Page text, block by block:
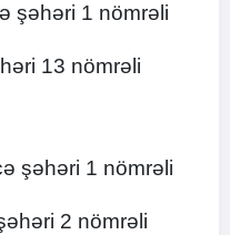
şəhəri 1 nömrəli
13 nömrəli
şəhəri 1 nömrəli
2 nömrəli